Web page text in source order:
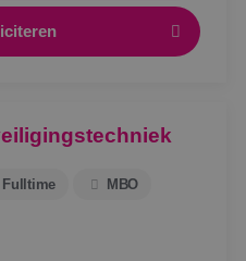
Fulltime MBO